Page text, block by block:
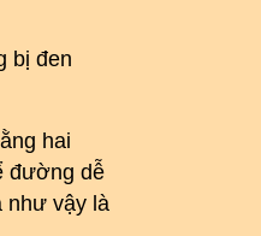
bị đen
hai
đường dễ
như vậy là